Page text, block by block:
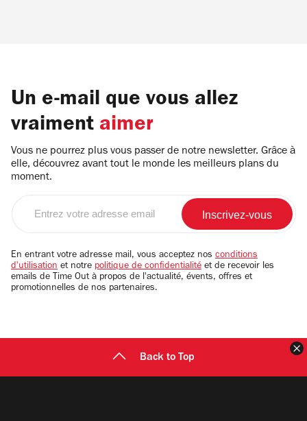
Un e-mail que vous allez
vraiment aimer
Vous ne pourrez plus vous passer de notre newsletter. Grâce à
elle, découvrez avant tout le monde les meilleurs plans du
moment.
email
En entrant votre adresse mail, vous acceptez nos conditions
d'utilisation et notre politique de confidentialité et de recevoir les
emails de Time Out à propos de l'actualité, évents, offres et
promotionnelles de nos partenaires.
Back to Top